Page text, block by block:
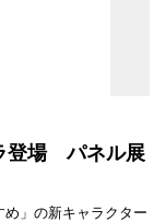
登場 パネル展
」の新キャラクター